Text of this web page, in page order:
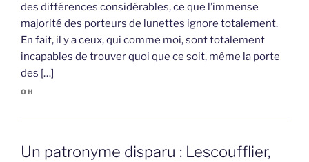
des différences considérables, ce que l’immense
majorité des porteurs de lunettes ignore totalement.
En fait, il y a ceux, qui comme moi, sont totalement
incapables de trouver quoi que ce soit, même la porte
des […]
OH
Un patronyme disparu : Lescoufflier,